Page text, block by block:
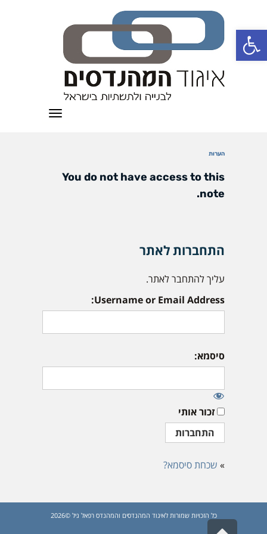
פתח סרגל נגישות
תפריט
הערות
You do not have access to this
note.
התחברות לאתר
עליך להתחבר לאתר.
Username or Email Address:
סיסמא:
זכור אותי
» שכחת סיסמא?
כל הזכויות שמורות לאיגוד המהנדסים והמהנדס רפאל גיל ©2026